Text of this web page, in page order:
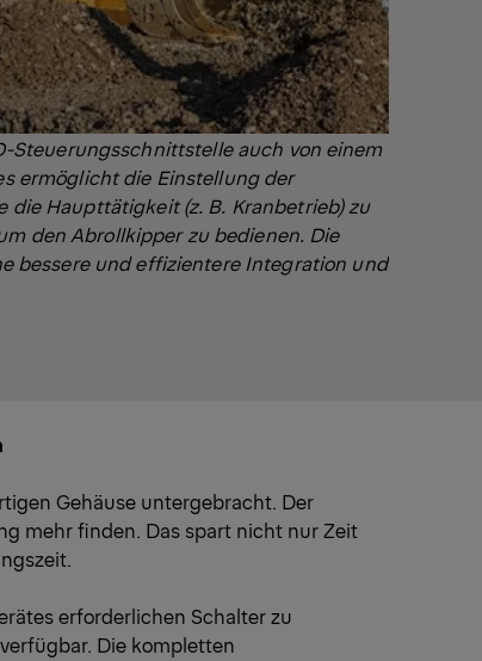
Steuerungsschnittstelleauch von einem
ermöglicht die Einstellung der
Haupttätigkeit (z. B. Kranbetrieb) zu
den Abrollkipper zu bedienen. Die
bessere und effizientere Integration und
Gehäuse untergebracht. Der
mehr finden. Das spart nicht nur Zeit
erforderlichen Schalter zu
Die kompletten